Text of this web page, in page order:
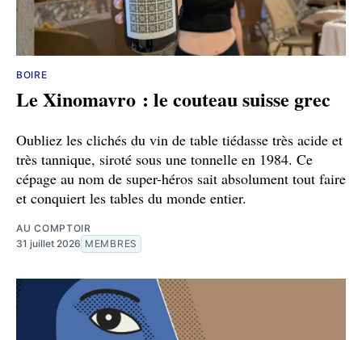
BOIRE
Le Xinomavro : le couteau suisse grec
Oubliez les clichés du vin de table tiédasse très acide et
très tannique, siroté sous une tonnelle en 1984. Ce
cépage au nom de super-héros sait absolument tout faire
et conquiert les tables du monde entier.
AU COMPTOIR
31 juillet 2026 MEMBRES